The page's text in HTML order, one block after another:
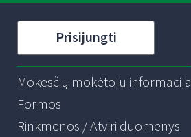
Prisijungti
Mokesčių mokėtojų informacija
Formos
Rinkmenos / Atviri duomenys